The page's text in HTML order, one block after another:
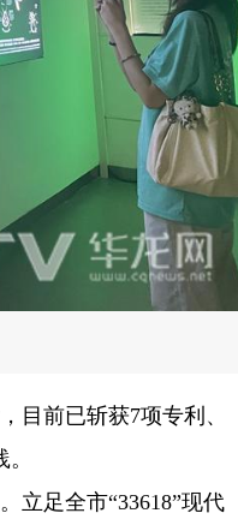
目前已斩获7项专利、
立足全市“33618”现代